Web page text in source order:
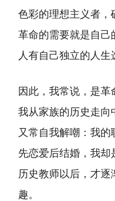
色彩的理想主义者，
革命的需要就是自己
人有自己独立的人生
因此，我常说，是
我从家族的历史走向
又常自我解嘲：我
先恋爱后结婚，我
历史教师以后，才
趣。